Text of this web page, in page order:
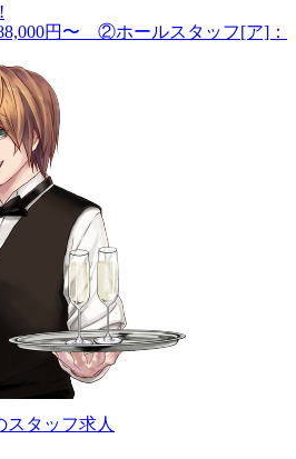
円〜 ②ホールスタッフ[ア]：
スタッフ求人